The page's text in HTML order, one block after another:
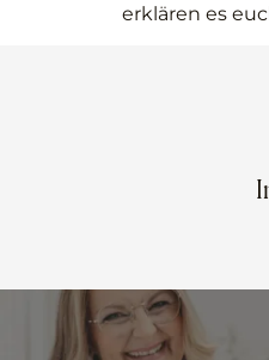
erklären es